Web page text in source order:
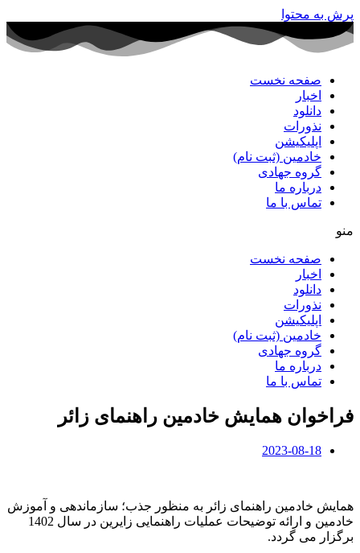
پرش به محتوا
صفحه نخست
اخبار
دانلود
نذورات
اپلیکیشن
خادمین (ثبت نام)
گروه جهادی
درباره ما
تماس با ما
منو
صفحه نخست
اخبار
دانلود
نذورات
اپلیکیشن
خادمین (ثبت نام)
گروه جهادی
درباره ما
تماس با ما
فراخوان همایش خادمین راهنمای زائر
2023-08-18
همایش خادمین راهنمای زائر به منظور جذب؛ سازماندهی و آموزش
خادمین و ارائه توضیحات عملیات راهنمایی زایرین در سال 1402
برگزار می گردد.